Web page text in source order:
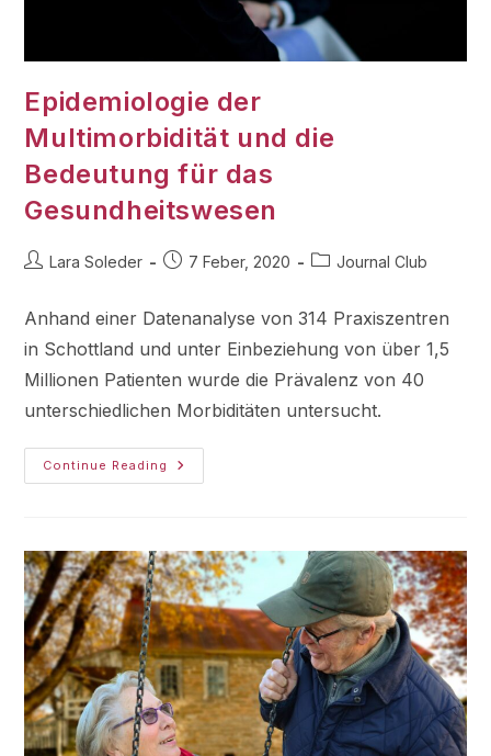
Epidemiologie der
Multimorbidität und die
Bedeutung für das
Gesundheitswesen
Lara Soleder 7 Feber, 2020 Journal Club
Anhand einer Datenanalyse von 314 Praxiszentren
in Schottland und unter Einbeziehung von über 1,5
Millionen Patienten wurde die Prävalenz von 40
unterschiedlichen Morbiditäten untersucht.
Continue Reading